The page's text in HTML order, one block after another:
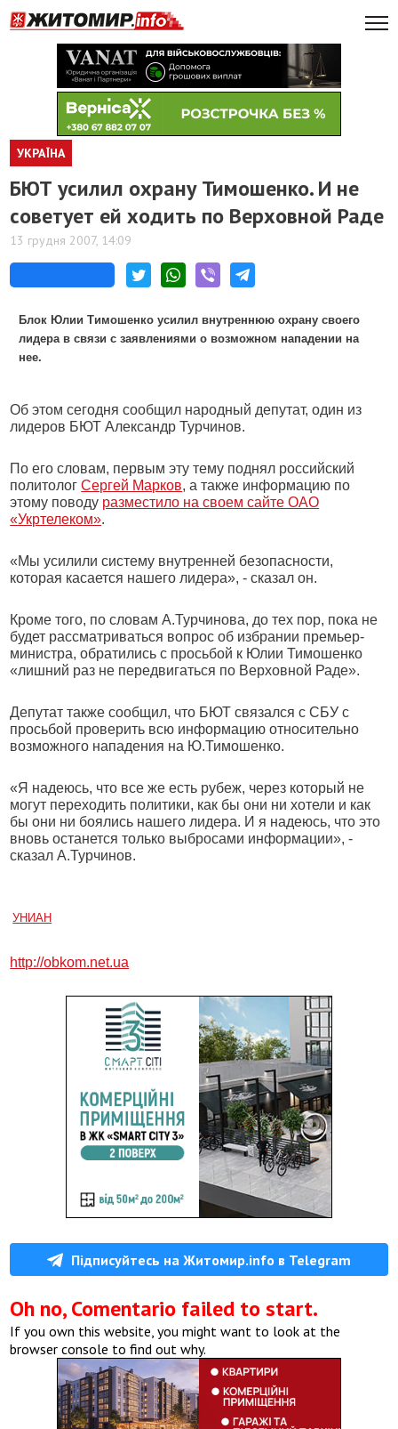
УКРАЇНА
БЮТ усилил охрану Тимошенко. И не
советует ей ходить по Верховной Раде
13 грудня 2007, 14:09
Блок Юлии Тимошенко усилил внутреннюю охрану своего
лидера в связи с заявлениями о возможном нападении на
нее.
Об этом сегодня сообщил народный депутат, один из
лидеров БЮТ Александр Турчинов.
По его словам, первым эту тему поднял российский
политологСергей Марков, а также информацию по
этому поводу разместило на своем сайте ОАО
«Укртелеком».
«Мы усилили систему внутренней безопасности,
которая касается нашего лидера», - сказал он.
Кроме того, по словам А.Турчинова, до тех пор, пока не
будет рассматриваться вопрос об избрании премьер-
министра, обратились с просьбой к Юлии Тимошенко
«лишний раз не передвигаться по Верховной Раде».
Депутат также сообщил, что БЮТ связался с СБУ с
просьбой проверить всю информацию относительно
возможного нападения на Ю.Тимошенко.
«Я надеюсь, что все же есть рубеж, через который не
могут переходить политики, как бы они ни хотели и как
бы они ни боялись нашего лидера. И я надеюсь, что это
вновь останется только выбросами информации», -
сказал А.Турчинов.
УНИАН
http://obkom.net.ua
Підписуйтесь на Житомир.info в Telegram
Oh no, Comentario failed to start.
If you own this website, you might want to look at the
browser console to find out why.